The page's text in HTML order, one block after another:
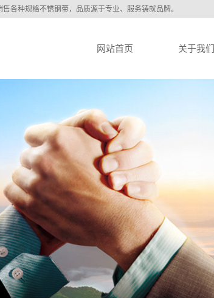
各种规格不锈钢带，品质源于专业、服务铸就品牌。
网站首页 关于我们